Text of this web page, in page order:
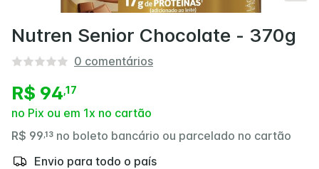
Nutren Senior Chocolate - 370g
0 comentários
R$ 94 17
no Pix ou em 1x no cartão
R$ 99 13 no boleto bancário ou parcelado no cartão
Envio para todo o país